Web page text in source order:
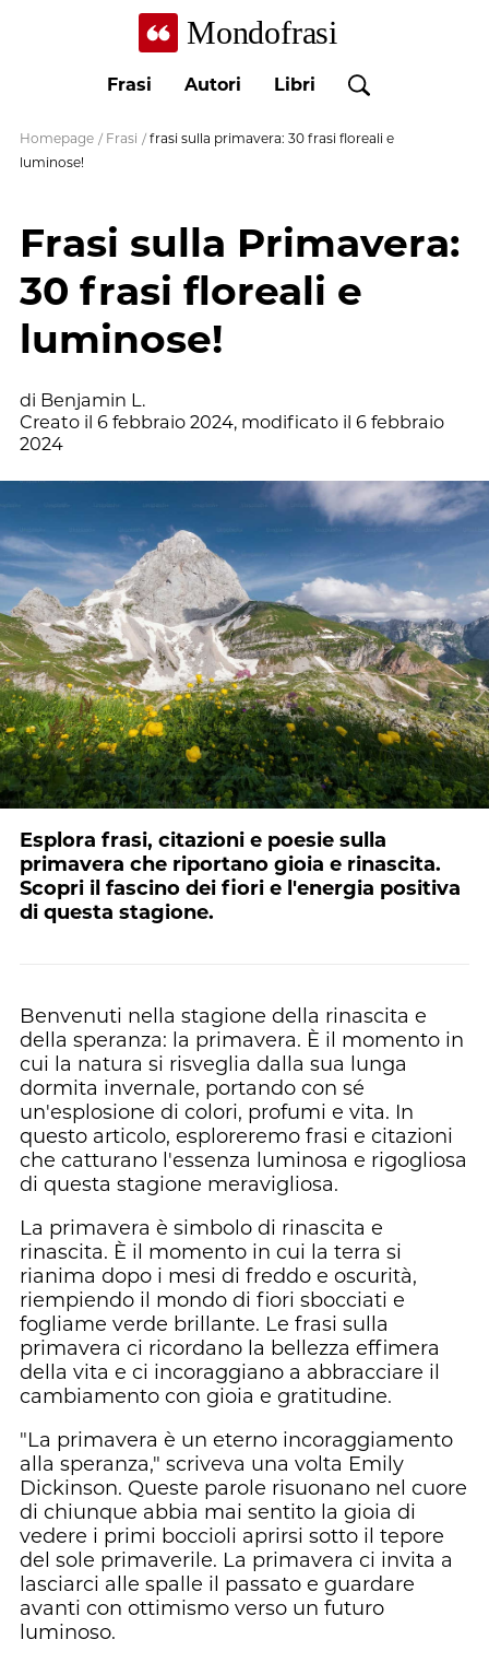
Mondofrasi
Frasi Autori Libri
Homepage / Frasi / frasi sulla primavera: 30 frasi floreali e
luminose!
Frasi sulla Primavera:
30 frasi floreali e
luminose!
di Benjamin L.
Creato il 6 febbraio 2024, modificato il 6 febbraio
2024
Esplora frasi, citazioni e poesie sulla
primavera che riportano gioia e rinascita.
Scopri il fascino dei fiori e l'energia positiva
di questa stagione.
Benvenuti nella stagione della rinascita e
della speranza: la primavera. È il momento in
cui la natura si risveglia dalla sua lunga
dormita invernale, portando con sé
un'esplosione di colori, profumi e vita. In
questo articolo, esploreremo frasi e citazioni
che catturano l'essenza luminosa e rigogliosa
di questa stagione meravigliosa.
La primavera è simbolo di rinascita e
rinascita. È il momento in cui la terra si
rianima dopo i mesi di freddo e oscurità,
riempiendo il mondo di fiori sbocciati e
fogliame verde brillante. Le frasi sulla
primavera ci ricordano la bellezza effimera
della vita e ci incoraggiano a abbracciare il
cambiamento con gioia e gratitudine.
"La primavera è un eterno incoraggiamento
alla speranza," scriveva una volta Emily
Dickinson. Queste parole risuonano nel cuore
di chiunque abbia mai sentito la gioia di
vedere i primi boccioli aprirsi sotto il tepore
del sole primaverile. La primavera ci invita a
lasciarci alle spalle il passato e guardare
avanti con ottimismo verso un futuro
luminoso.